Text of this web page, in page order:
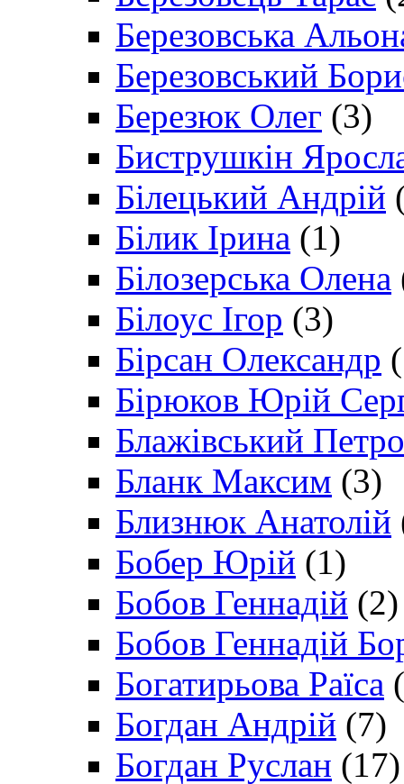
Березовська
Березовський
Березюк Олег (3)
Биструшкін
Білецький Андрій
Білик Ірина (1)
Білозерська Олена
Білоус Ігор (3)
Бірсан Олександр
Бірюков Юрій
Блажівський Петро
Бланк Максим (3)
Близнюк Анатолій
Бобер Юрій (1)
Бобов Геннадій (2)
Бобов Геннадій
Богатирьова Раїса
Богдан Андрій (7)
Богдан Руслан (17)